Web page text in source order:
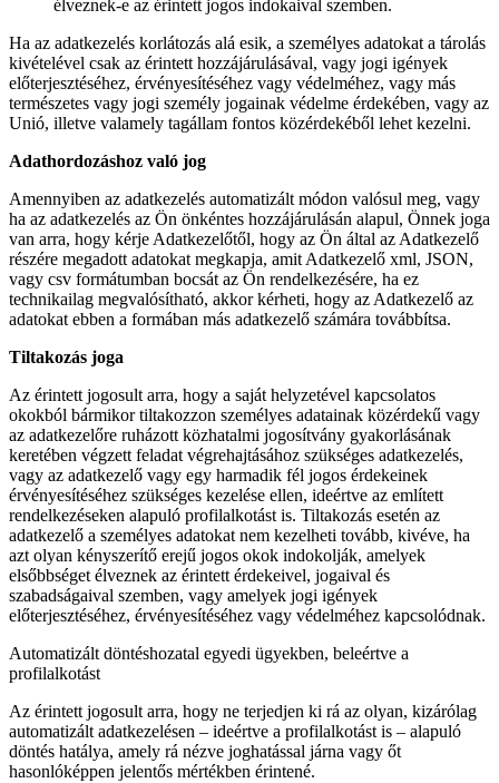
élveznek-e az érintett jogos indokaival szemben.
Ha az adatkezelés korlátozás alá esik, a személyes adatokat a tárolás
kivételével csak az érintett hozzájárulásával, vagy jogi igények
előterjesztéséhez, érvényesítéséhez vagy védelméhez, vagy más
természetes vagy jogi személy jogainak védelme érdekében, vagy az
Unió, illetve valamely tagállam fontos közérdekéből lehet kezelni.
Adathordozáshoz való jog
Amennyiben az adatkezelés automatizált módon valósul meg, vagy
ha az adatkezelés az Ön önkéntes hozzájárulásán alapul, Önnek joga
van arra, hogy kérje Adatkezelőtől, hogy az Ön által az Adatkezelő
részére megadott adatokat megkapja, amit Adatkezelő xml, JSON,
vagy csv formátumban bocsát az Ön rendelkezésére, ha ez
technikailag megvalósítható, akkor kérheti, hogy az Adatkezelő az
adatokat ebben a formában más adatkezelő számára továbbítsa.
Tiltakozás joga
Az érintett jogosult arra, hogy a saját helyzetével kapcsolatos
okokból bármikor tiltakozzon személyes adatainak közérdekű vagy
az adatkezelőre ruházott közhatalmi jogosítvány gyakorlásának
keretében végzett feladat végrehajtásához szükséges adatkezelés,
vagy az adatkezelő vagy egy harmadik fél jogos érdekeinek
érvényesítéséhez szükséges kezelése ellen, ideértve az említett
rendelkezéseken alapuló profilalkotást is. Tiltakozás esetén az
adatkezelő a személyes adatokat nem kezelheti tovább, kivéve, ha
azt olyan kényszerítő erejű jogos okok indokolják, amelyek
elsőbbséget élveznek az érintett érdekeivel, jogaival és
szabadságaival szemben, vagy amelyek jogi igények
előterjesztéséhez, érvényesítéséhez vagy védelméhez kapcsolódnak.
Automatizált döntéshozatal egyedi ügyekben, beleértve a
profilalkotást
Az érintett jogosult arra, hogy ne terjedjen ki rá az olyan, kizárólag
automatizált adatkezelésen – ideértve a profilalkotást is – alapuló
döntés hatálya, amely rá nézve joghatással járna vagy őt
hasonlóképpen jelentős mértékben érintené.